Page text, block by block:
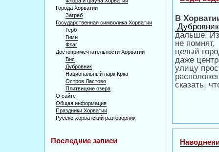
Города Хорватии
Загреб
Государственная символика Хорватии
Герб
Гимн
Флаг
Достопримечтательности Хорватии
Вис
Дубровник
Национальный парк Крка
Остров Ластово
Плитвицкие озера
О сайте
Общая информация
Праздники Хорватии
Русско-хорватский разговорник
Последние записи
В
дальше.
не
целый
даже
улицу
сказать,